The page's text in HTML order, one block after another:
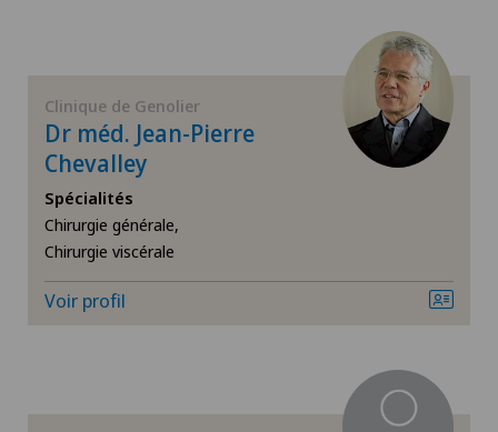
Angiographie
Angiologie
Arthroscopie genou
Clinique de Genolier
Dr méd. Jean-Pierre
Chevalley
Spécialités
Chirurgie générale,
Chirurgie viscérale
Voir profil